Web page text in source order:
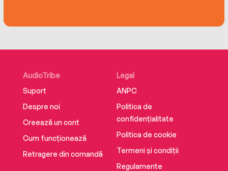
AudioTribe
Suport
Despre noi
Creează un cont
Cum funcționează
Retragere din comandă
Legal
ANPC
Politica de
confidențialitate
Politica de cookie
Termeni și condiții
Regulamente